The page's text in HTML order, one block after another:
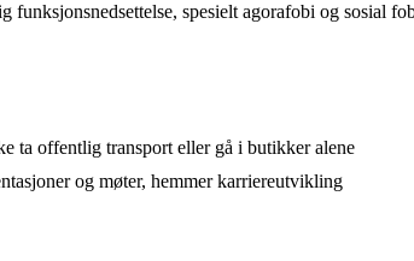
spesielt agorafobi og sosial
ta offentlig transport eller gå i butikker alene
og møter, hemmer karriereutvikling